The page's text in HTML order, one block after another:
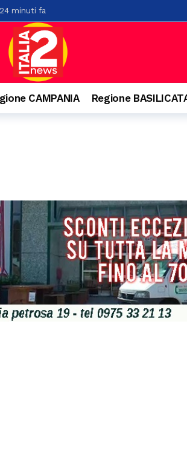
24 minuti fa
chiuso temporaneamente un tratto a
della dieta romana
tre serate di spettacolo, cultura e grandi
scatta la sospensione dell’attività
e quella campana arrivata dal Vallo di Diano
otto commercianti segnalati
CAMPANIA Regione